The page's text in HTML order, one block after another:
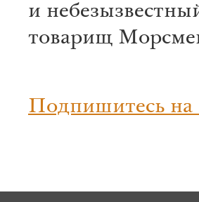
и
товарищ
Подпишитесь на